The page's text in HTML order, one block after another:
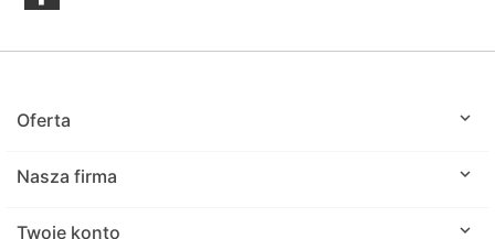
Oferta 
Nasza firma 
Twoje konto 